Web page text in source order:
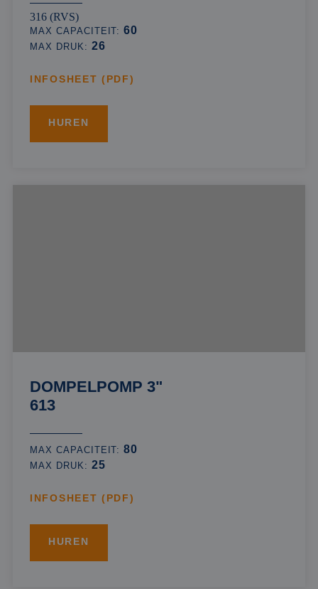
316 (RVS)
MAX CAPACITEIT:60
MAX DRUK: 26
INFOSHEET (PDF)
HUREN
DOMPELPOMP 3"
613
MAX CAPACITEIT:80
MAX DRUK: 25
INFOSHEET (PDF)
HUREN